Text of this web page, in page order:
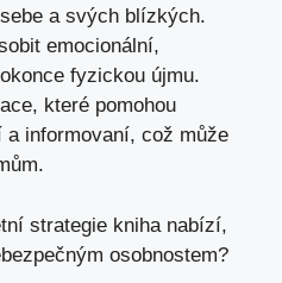
a svých blízkých.
emocionální,
fyzickou újmu.
které pomohou
informovaní, což může
strategie kniha nabízí,
osobnostem?